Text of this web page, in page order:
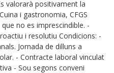
valorarà positivament la
i gastronomia, CFGS
no es imprescindible. -
i resolutiu Condicions: -
Jornada de dilluns a
- Contracte laboral vinculat
- Sou segons conveni